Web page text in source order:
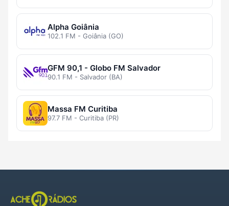
Alpha Goiânia
102.1 FM - Goiânia (GO)
GFM 90,1 - Globo FM Salvador
90.1 FM - Salvador (BA)
Massa FM Curitiba
97.7 FM - Curitiba (PR)